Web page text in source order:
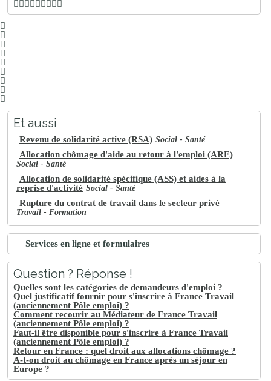
Et aussi
Revenu de solidarité active (RSA) Social - Santé
Allocation chômage d'aide au retour à l'emploi (ARE)
Social - Santé
Allocation de solidarité spécifique (ASS) et aides à la
reprise d'activité Social - Santé
Rupture du contrat de travail dans le secteur privé
Travail - Formation
Services en ligne et formulaires
Question ? Réponse !
Quelles sont les catégories de demandeurs d'emploi ?
Quel justificatif fournir pour s'inscrire à France Travail
(anciennement Pôle emploi) ?
Comment recourir au Médiateur de France Travail
(anciennement Pôle emploi) ?
Faut-il être disponible pour s'inscrire à France Travail
(anciennement Pôle emploi) ?
Retour en France : quel droit aux allocations chômage ?
A-t-on droit au chômage en France après un séjour en
Europe ?